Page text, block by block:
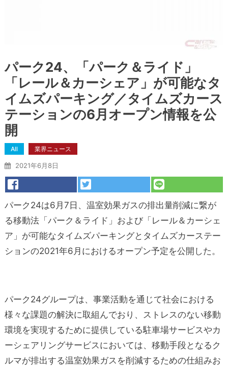
パーク24、「パーク＆ライド」
「レール＆カーシェア」が可能なタ
イムズパーキング／タイムズカース
テーションの6月オープン情報を公
開
All 業界ニュース
2021年6月8日
パーク24は6月7日、温室効果ガスの排出量削減に繋が
る移動法「パーク＆ライド」および「レール＆カーシェ
ア」が可能なタイムズパーキングとタイムズカーステー
ションの2021年6 月におけるオープン予定を公開した。
パーク24グループは、事業活動を通じて社会における
様々な課題の解決に取組んでおり、ストレスのない移動
環境を実現するために提供している駐車場サービスやカ
ーシェアリングサービスにおいては、移動手段となるク
ルマが排出する温室効果ガスを削減するための仕組みお